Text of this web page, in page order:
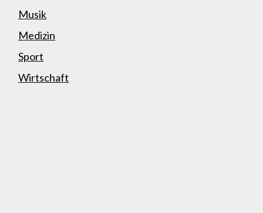
Musik
Medizin
Sport
Wirtschaft